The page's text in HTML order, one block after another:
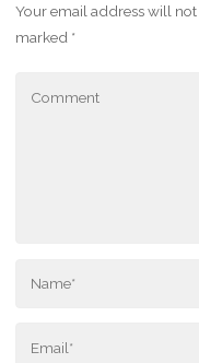
Your email address will
marked *